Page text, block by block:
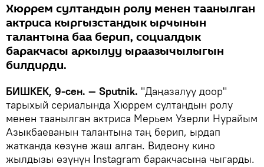
Хюррем султандын ролу менен таанылган
актриса кыргызстандык ырчынын
талантына баа берип, социалдык
баракчасы аркылуу ыраазычылыгын
билдирди.
БИШКЕК, 9-сен. — Sputnik. "Даңазалуу доор"
тарыхый сериалында Хюррем султандын ролу
менен таанылган актриса Мерьем Узерли Нурайым
Азыкбаеванын талантына таң берип, ырдап
жатканда көзүнө жаш алган. Видеону кино
жылдызы өзүнүн Instagram баракчасына чыгарды.